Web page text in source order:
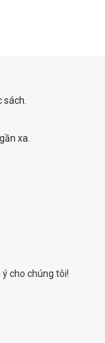
xa.
cho chúng tôi!